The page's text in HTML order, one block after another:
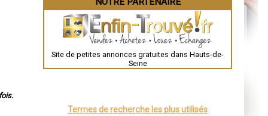
Brest
Nîmes
Toulouse
Montpellier
Mont-de-Marsan
Site de petites annonces gratuites dans Hauts-de-
Seine
Termes de recherche les plus utilisés